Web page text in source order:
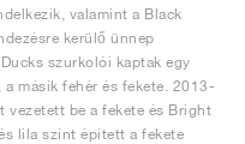
valamint a Black
kerülő ünnep
szurkolói kaptak egy
másik fehér és fekete. 2013-
vezetett be a fekete és Bright
lila színt épített a fekete